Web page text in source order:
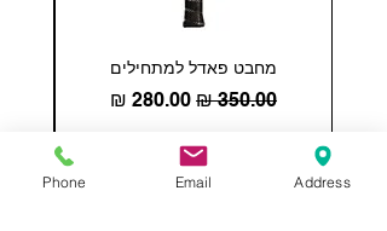
מחבט פאדל למתחילים
מחיר רגיל מחיר מבצע
הוספה לסל Phone Email Address